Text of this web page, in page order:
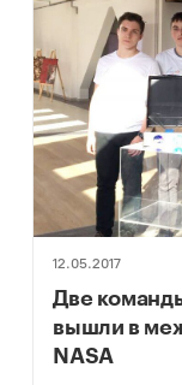
12.05.2017
Две
вышли в
NASA